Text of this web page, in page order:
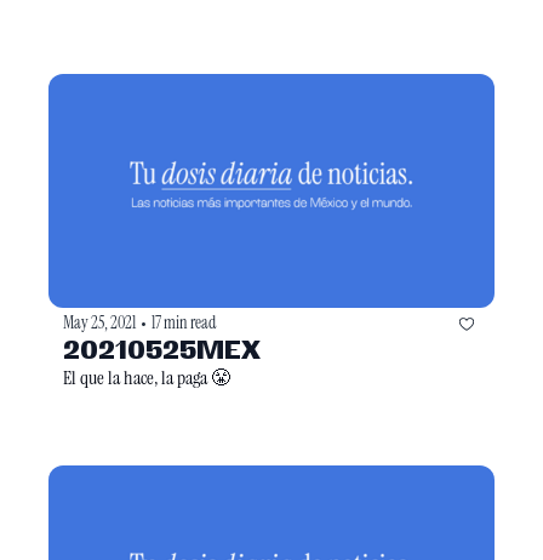
May 25, 2021 • 17 min read
20210525MEX
El que la hace, la paga 😤